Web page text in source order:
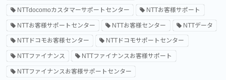
NTTdocomoカスタマーサポートセンター NTTお客様サポート
NTTお客様サポートセンター NTTお客様センター NTTデータ
NTTドコモお客様センター NTTドコモサポートセンター
NTTファイナンス NTTファイナンスお客様サポート
NTTファイナンスお客様サポートセンター